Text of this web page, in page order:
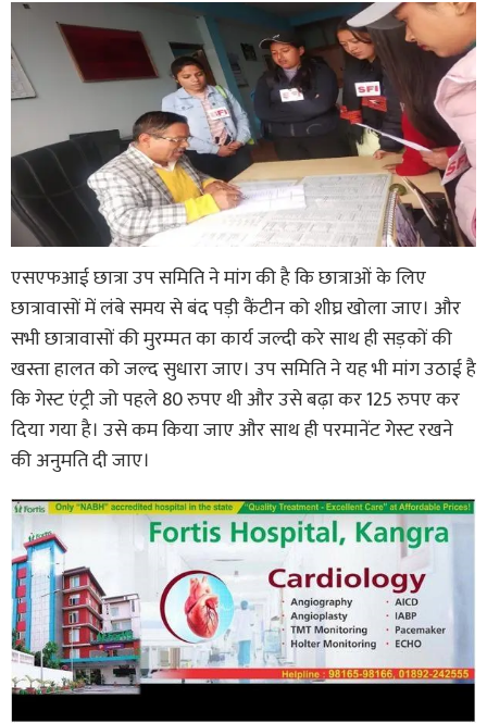
एसएफआई छात्रा उप समिति ने मांग की है कि छात्राओं के लिए
छात्रावासों में लंबे समय से बंद पड़ी कैंटीन को शीघ्र खोला जाए। और
सभी छात्रावासों की मुरम्मत का कार्य जल्दी करे साथ ही सड़कों की
खस्ता हालत को जल्द सुधारा जाए। उप समिति ने यह भी मांग उठाई है
कि गेस्ट एंट्री जो पहले 80 रुपए थी और उसे बढ़ा कर 125 रुपए कर
दिया गया है। उसे कम किया जाए और साथ ही परमानेंट गेस्ट रखने
की अनुमति दी जाए।